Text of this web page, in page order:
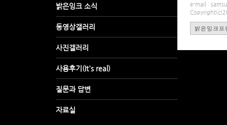
e-mail :
밝은잉크프